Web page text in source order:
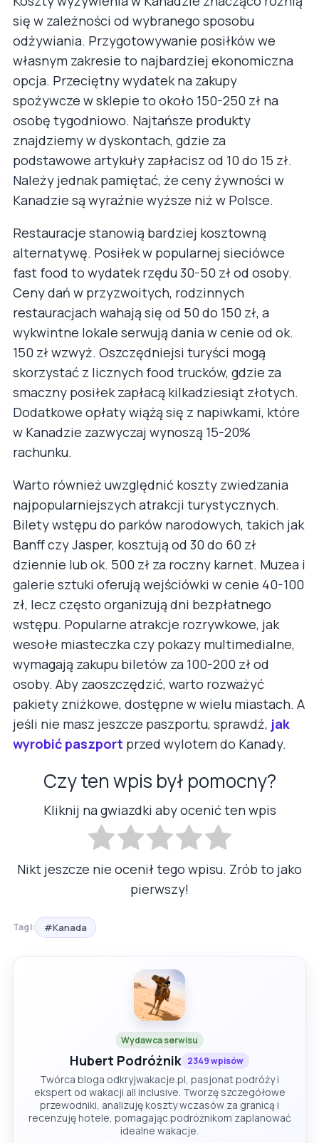
się w zależności od wybranego sposobu
odżywiania. Przygotowywanie posiłków we
własnym zakresie to najbardziej ekonomiczna
opcja. Przeciętny wydatek na zakupy
spożywcze w sklepie to około 150-250 zł na
osobę tygodniowo. Najtańsze produkty
znajdziemy w dyskontach, gdzie za
podstawowe artykuły zapłacisz od 10 do 15 zł.
Należy jednak pamiętać, że ceny żywności w
Kanadzie są wyraźnie wyższe niż w Polsce.
Restauracje stanowią bardziej kosztowną
alternatywę. Posiłek w popularnej sieciówce
fast food to wydatek rzędu 30-50 zł od osoby.
Ceny dań w przyzwoitych, rodzinnych
restauracjach wahają się od 50 do 150 zł, a
wykwintne lokale serwują dania w cenie od ok.
150 zł wzwyż. Oszczędniejsi turyści mogą
skorzystać z licznych food trucków, gdzie za
smaczny posiłek zapłacą kilkadziesiąt złotych.
Dodatkowe opłaty wiążą się z napiwkami, które
w Kanadzie zazwyczaj wynoszą 15-20%
rachunku.
Warto również uwzględnić koszty zwiedzania
najpopularniejszych atrakcji turystycznych.
Bilety wstępu do parków narodowych, takich jak
Banff czy Jasper, kosztują od 30 do 60 zł
dziennie lub ok. 500 zł za roczny karnet. Muzea i
galerie sztuki oferują wejściówki w cenie 40-100
zł, lecz często organizują dni bezpłatnego
wstępu. Popularne atrakcje rozrywkowe, jak
wesołe miasteczka czy pokazy multimedialne,
wymagają zakupu biletów za 100-200 zł od
osoby. Aby zaoszczędzić, warto rozważyć
pakiety zniżkowe, dostępne w wielu miastach. A
jeśli nie masz jeszcze paszportu, sprawdź, jak
wyrobić paszport przed wylotem do Kanady.
Czy ten wpis był pomocny?
Kliknij na gwiazdki aby ocenić ten wpis
Nikt jeszcze nie ocenił tego wpisu. Zrób to jako
pierwszy!
Tagi: #Kanada
Wydawca serwisu
Hubert Podróżnik 2349 wpisów
Twórca bloga odkryjwakacje.pl, pasjonat podróży i
ekspert od wakacji all inclusive. Tworzę szczegółowe
przewodniki, analizuję koszty wczasów za granicą i
recenzuję hotele, pomagając podróżnikom zaplanować
idealne wakacje.